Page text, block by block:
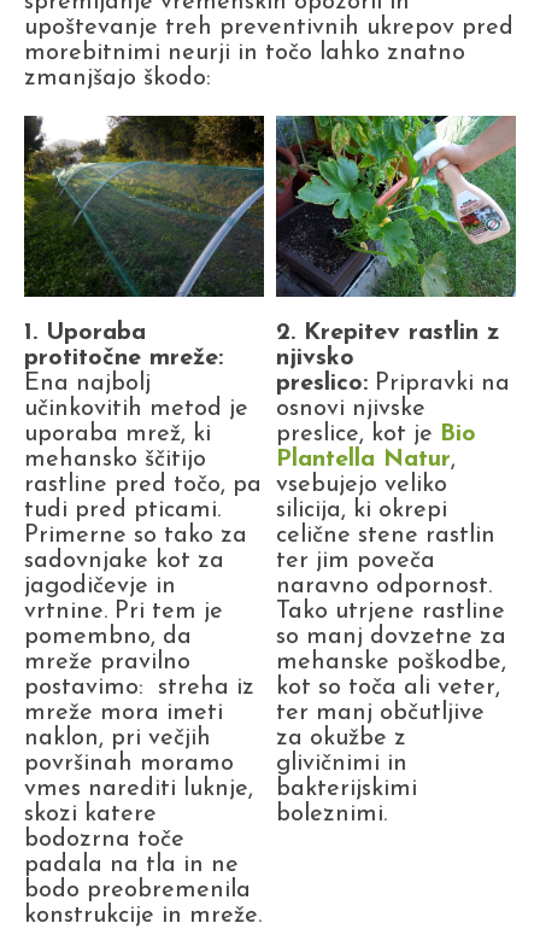
upoštevanje treh preventivnih ukrepov pred
morebitnimi neurji in točo lahko znatno
zmanjšajo škodo:
1. Uporaba
protitočne mreže:
Ena najbolj
učinkovitih metod je
uporaba mrež, ki
mehansko ščitijo
rastline pred točo, pa
tudi pred pticami.
Primerne so tako za
sadovnjake kot za
jagodičevje in
vrtnine. Pri tem je
pomembno, da
mreže pravilno
postavimo: streha iz
mreže mora imeti
naklon, pri večjih
površinah moramo
vmes narediti luknje,
skozi katere
bodozrna toče
padala na tla in ne
bodo preobremenila
konstrukcije in mreže.
2. Krepitev rastlin z
njivsko
preslico: Pripravki na
osnovi njivske
preslice, kot je Bio
Plantella Natur,
vsebujejo veliko
silicija, ki okrepi
celične stene rastlin
ter jim poveča
naravno odpornost.
Tako utrjene rastline
so manj dovzetne za
mehanske poškodbe,
kot so toča ali veter,
ter manj občutljive
za okužbe z
glivičnimi in
bakterijskimi
boleznimi.